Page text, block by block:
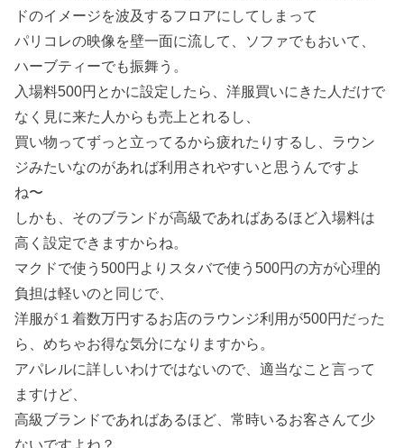
ドのイメージを波及するフロアにしてしまって
パリコレの映像を壁一面に流して、ソファでもおいて、
ハーブティーでも振舞う。
入場料500円とかに設定したら、洋服買いにきた人だけで
なく見に来た人からも売上とれるし、
買い物ってずっと立ってるから疲れたりするし、ラウン
ジみたいなのがあれば利用されやすいと思うんですよ
ね〜
しかも、そのブランドが高級であればあるほど入場料は
高く設定できますからね。
マクドで使う500円よりスタバで使う500円の方が心理的
負担は軽いのと同じで、
洋服が１着数万円するお店のラウンジ利用が500円だった
ら、めちゃお得な気分になりますから。
アパレルに詳しいわけではないので、適当なこと言って
ますけど、
高級ブランドであればあるほど、常時いるお客さんて少
ないですよね？